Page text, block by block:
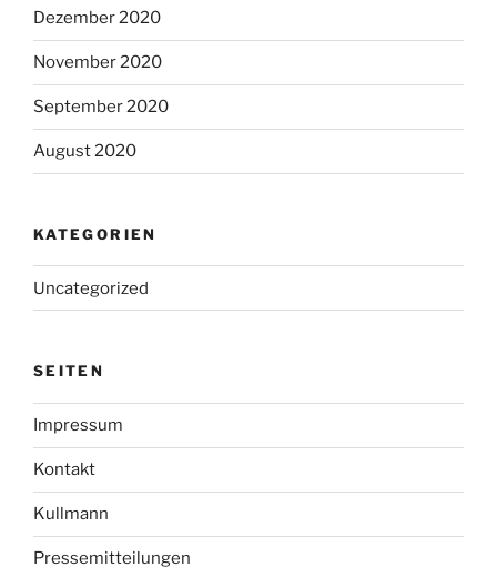
Dezember 2020
November 2020
September 2020
August 2020
KATEGORIEN
Uncategorized
SEITEN
Impressum
Kontakt
Kullmann
Pressemitteilungen